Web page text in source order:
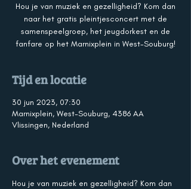
Hou je van muziek en gezelligheid? Kom dan
naar het gratis pleintjesconcert met de
samenspeelgroep, het jeugdorkest en de
fanfare op het Marnixplein in West-Souburg!
Tijd en locatie
30 jun 2023, 07:30
Marnixplein, West-Souburg, 4386 AA
Vlissingen, Nederland
Over het evenement
Hou je van muziek en gezelligheid? Kom dan